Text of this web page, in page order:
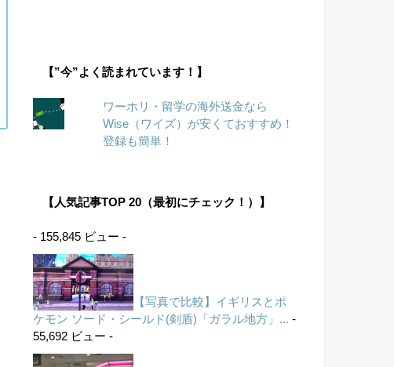
【”今”よく読まれています！】
ワーホリ・留学の海外送金なら
Wise（ワイズ）が安くておすすめ！
登録も簡単！
【人気記事TOP 20（最初にチェック！）】
- 155,845 ビュー -
【写真で比較】イギリスとポ
ケモン ソード・シールド(剣盾)「ガラル地方」... -
55,692 ビュー -